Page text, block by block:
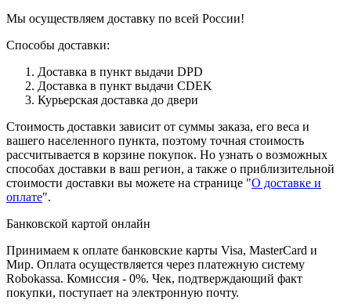
Мы осуществляем доставку по всей России!
Способы доставки:
Доставка в пункт выдачи DPD
Доставка в пункт выдачи CDEK
Курьерская доставка до двери
Стоимость доставки зависит от суммы заказа, его веса и
вашего населенного пункта, поэтому точная стоимость
рассчитывается в корзине покупок. Но узнать о возможных
способах доставки в ваш регион, а также о приблизительной
стоимости доставки вы можете на странице "О доставке и
оплате".
Банковской картой онлайн
Принимаем к оплате банковские карты Visa, MasterCard и
Мир. Оплата осуществляется через платежную систему
Robokassa. Комиссия - 0%. Чек, подтверждающий факт
покупки, поступает на электронную почту.